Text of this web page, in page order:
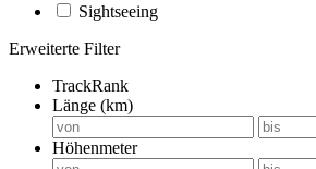
Sightseeing
Erweiterte Filter
TrackRank
Länge (km)
Höhenmeter